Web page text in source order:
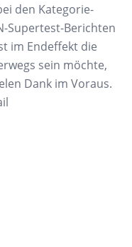
den Kategorie-
Supertest-Berichten
im Endeffekt die
sein möchte,
Dank im Voraus.